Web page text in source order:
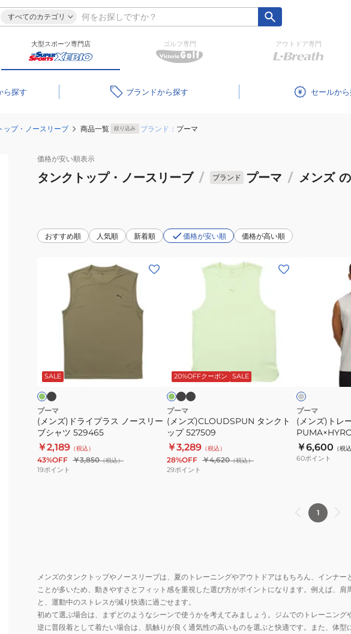
すべてのカテゴリ
大型スポーツ専門店 ゴルフ専門 アウトドア専門
ブランド セール
ップ・ノースリーブ 商品一覧 絞り込み ブランド： プーマ
価格が安い順表示
タンクトップ・ノースリーブ / ブランド プーマ / メンズ
おすすめ順 人気順 新着順 価格が安い順 価格が高い順
ス
ノ
ー
ス
リ
ー
ブ
SALE
プーマ
(メンズ)ドライプラス ノースリー
ブシャツ 529465
￥2,189 （税込）
43%OFF ￥3,850（税込）
19ポイント
ズ)CLOUDSPUN
プ
527509
20%OFFクーポン SALE
ッ
リ
ー
ン
ス
ー
ブ
ラ
ッ
プーマ
(メンズ)CLOUDSPUN タンクト
ップ 527509
￥3,289 （税込）
28%OFF ￥4,620（税込）
29ポイント
カ
ッ
ト
オ
527176
イ
ト
プーマ
(メンズ)トレ
ク 527176 04
￥6,600 （税込
60ポイント
1
メンズのタンクトップやノースリーブは、夏のトレーニングやアウトドアはもちろん、インナ
ことが多いため、動きやすさとフィット感を重視した選び方がポイントになります。例えば、
と、運動中のストレスが減り快適に過ごせます。
初めて選ぶ場合は、まずどのようなシーンで使うかを考えてみましょう。ジムでのトレーニン
逆に普段着として着たい場合は、肌触りが良く通気性の高いものを選ぶと快適です。また、体